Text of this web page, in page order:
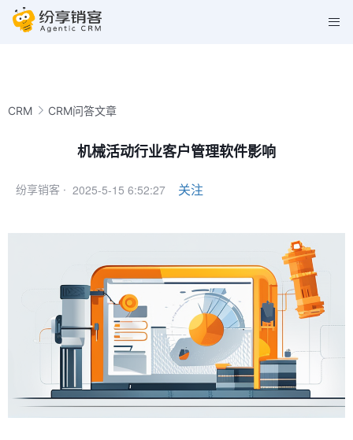
CRM CRM问答文章
机械活动行业客户管理软件影响
纷享销客 · 2025-5-15 6:52:27 关注